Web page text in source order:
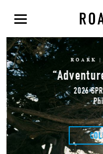
ROARK
2026